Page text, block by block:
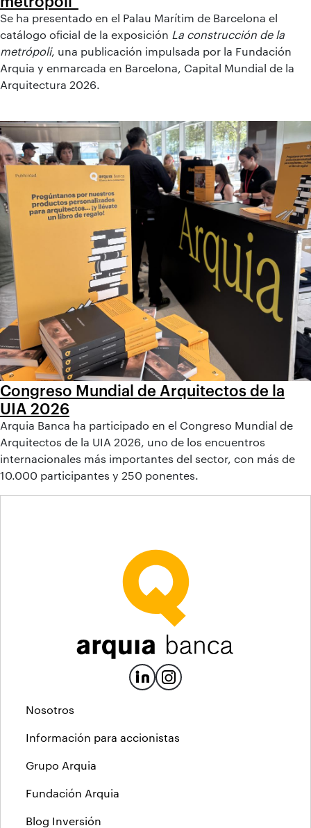
Se ha presentado en el Palau Marítim de Barcelona el
catálogo oficial de la exposición La construcción de la
metrópoli, una publicación impulsada por la Fundación
Arquia y enmarcada en Barcelona, Capital Mundial de la
Arquitectura 2026.
Congreso Mundial de Arquitectos de la
UIA 2026
Arquia Banca ha participado en el Congreso Mundial de
Arquitectos de la UIA 2026, uno de los encuentros
internacionales más importantes del sector, con más de
10.000 participantes y 250 ponentes.
Nosotros
Información para accionistas
Grupo Arquia
Fundación Arquia
Blog Inversión